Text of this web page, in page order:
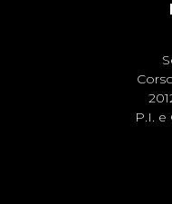
P.I. e